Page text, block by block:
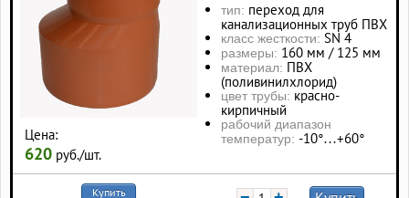
Цена:
620 руб./шт.
тип: переход для
канализационных труб ПВХ
класс жесткости: SN 4
размеры: 160 мм / 125 мм
материал: ПВХ
(поливинилхлорид)
цвет трубы: красно-
кирпичный
рабочий диапазон
температур: -10°…+60°
Купить